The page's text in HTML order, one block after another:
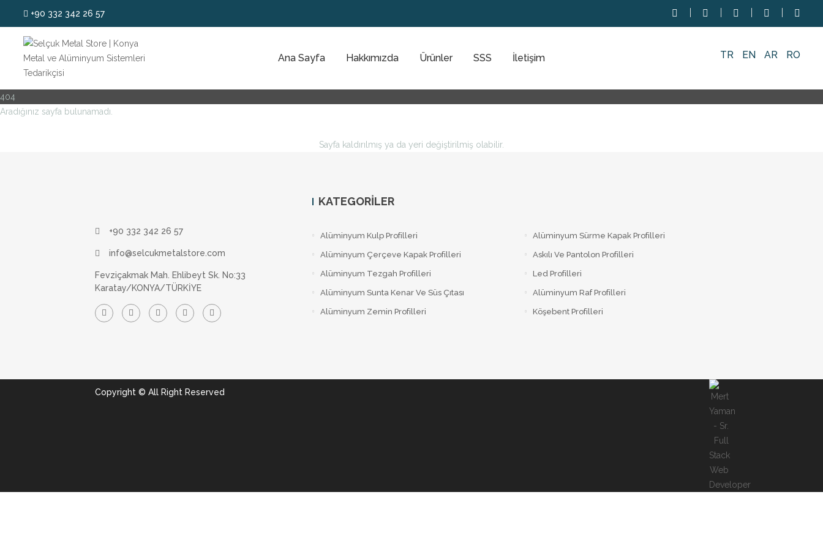
+90 332 342 26 57
Ana Sayfa Hakkımızda Ürünler SSS İletişim TR EN AR RO
404
Aradığınız sayfa bulunamadı.
Sayfa kaldırılmış ya da yeri değiştirilmiş olabilir.
+90 332 342 26 57
info@selcukmetalstore.com
Fevziçakmak Mah. Ehlibeyt Sk. No:33
Karatay/KONYA/TÜRKİYE
KATEGORILER
Alüminyum Kulp Profilleri
Alüminyum Çerçeve Kаpаk Profilleri
Alüminyum Tezgah Profilleri
Alüminyum Sunta Kenar Ve Süs Çıtası
Alüminyum Zemin Profilleri
Alüminyum Sürme Kapak Profilleri
Askılı Ve Pantolon Profilleri
Led Profilleri
Alüminyum Raf Profilleri
Köşebent Profilleri
Copyright © All Right Reserved